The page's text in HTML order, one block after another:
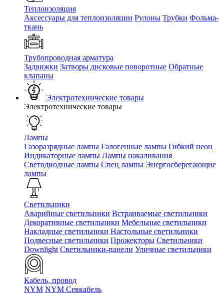
Теплоизоляция
Аксессуары для теплоизоляции Рулоны Трубки Фольма-
ткань
Трубопроводная арматура
Задвижки Затворы дисковые поворотные Обратные
клапаны
Электротехнические товары
Электротехнические товары
Лампы
Газоразрядные лампы Галогенные лампы Гибкий неон
Индикаторные лампы Лампы накаливания
Светодиодные лампы Спец лампы Энергосберегающие
лампы
Светильники
Аварийные светильники Встраиваемые светильники
Декоративные светильники Мебельные светильники
Накладные светильники Настольные светильники
Подвесные светильники Прожекторы Светильники
Downlight Светильники-панели Уличные светильники
Кабель, провод
NYM NYM Севкабель